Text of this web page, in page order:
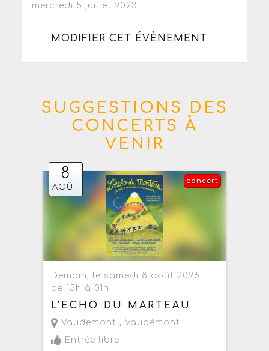
mercredi 5 juillet 2023
MODIFIER CET ÉVÈNEMENT
SUGGESTIONS DES
CONCERTS À
VENIR
8
AOÛT
concert
Demain, le samedi 8 août 2026
de 15h à 01h
L'ECHO DU MARTEAU
Vaudemont , Vaudémont
Entrée libre